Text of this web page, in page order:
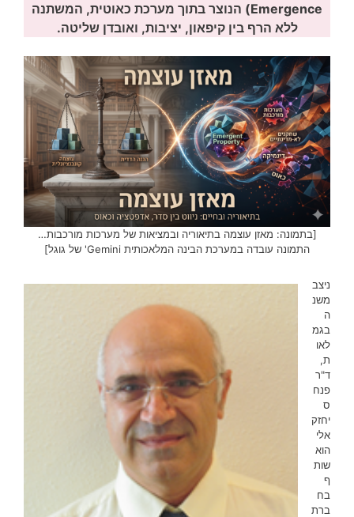
Emergence)
הנוצר בתוך מערכת כאוטית, המשתנה
ללא הרף בין קיפאון, יציבות, ואובדן שליטה.
[בתמונה: מאזן עוצמה בתיאוריה ובמציאות של מערכות מורכבות…
התמונה עובדה במערכת הבינה המלאכותית Gemini' של גוגל]
ניצב
משנ
ה
בגמ
לאו
ת,
ד"ר
פנח
ס
יחזק
אלי
הוא
שות
ף
בח
ברת